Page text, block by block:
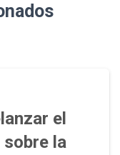
el
la